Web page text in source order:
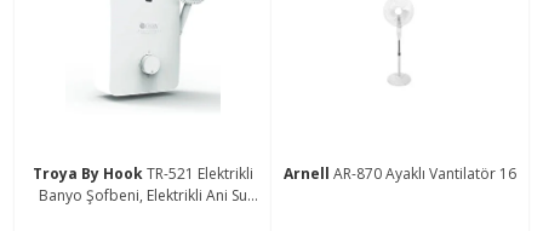
Troya By HookTR-521 Elektrikli
Banyo Şofbeni, Elektrikli Ani Su
Arnell AR-870 Ayaklı Vantilatör 16